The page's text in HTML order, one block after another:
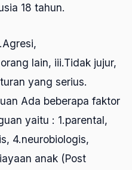
18 tahun.
lain, iii.Tidak jujur,
yang serius.
Ada beberapa faktor
yaitu : 1.parental,
4.neurobiologis,
anak (Post